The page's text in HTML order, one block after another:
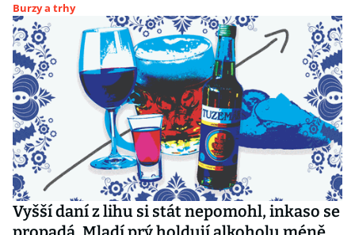
Burzy a trhy
Vyšší daní z lihu si stát nepomohl, inkaso se